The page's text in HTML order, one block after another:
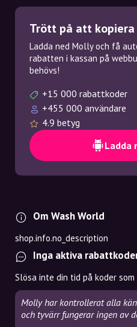
Trött på att kopiera
Ladda ned Molly och få
rabatten i kassan på
behövs!
+15 000 rabattkoder
+455 000 användare
4.9 betyg
Ladda
Om Wash World
shop.info.no_description
Inga aktiva
Slösa inte din tid på koder
Molly har kontrollerat alla
och tyvärr fungerar ingen av